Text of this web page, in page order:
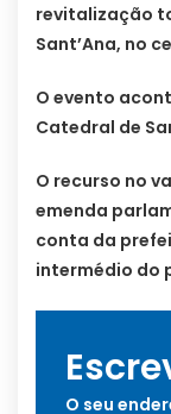
revitalização
Sant’Ana, no
O evento
Catedral de
O recurso no
emenda
conta da
intermédio do
O seu